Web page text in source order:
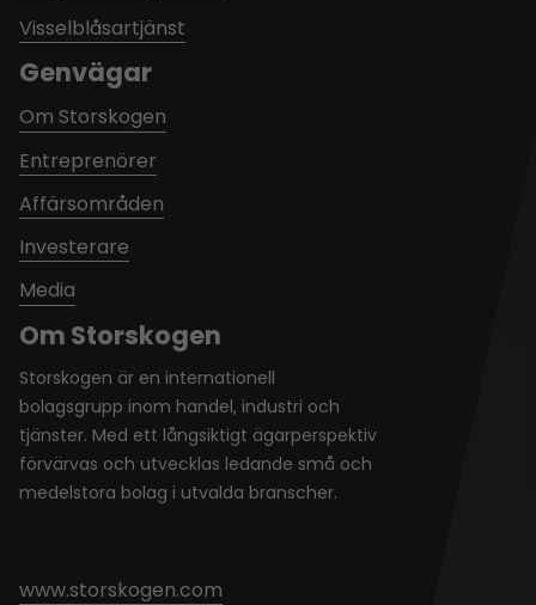
Om Storskogen
Storskogen är en internationell
bolagsgrupp inom handel, industri och
tjänster. Med ett långsiktigt ägarperspektiv
förvärvas och utvecklas ledande små och
medelstora bolag i utvalda branscher.
www.storskogen.com
Visselblåsartjänst
Genvägar
Om Storskogen
Entreprenörer
Affärsområden
Investerare
Media